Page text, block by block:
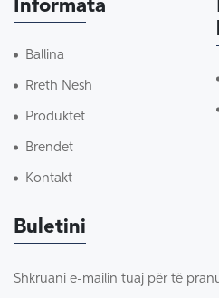
Informata
Ballina
Rreth Nesh
Produktet
Brendet
Kontakt
Buletini
Shkruani e-mailin tuaj për të